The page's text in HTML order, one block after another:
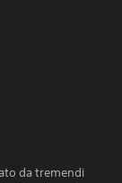
da tremendi